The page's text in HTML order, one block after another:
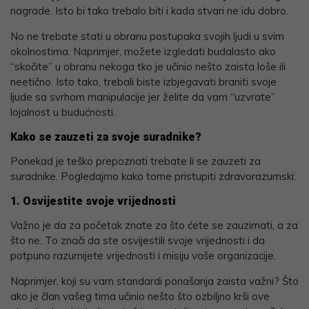
nagrade. Isto bi tako trebalo biti i kada stvari ne idu dobro.
No ne trebate stati u obranu postupaka svojih ljudi u svim
okolnostima. Naprimjer, možete izgledati budalasto ako
“skočite” u obranu nekoga tko je učinio nešto zaista loše ili
neetično. Isto tako, trebali biste izbjegavati braniti svoje
ljude sa svrhom manipulacije jer želite da vam “uzvrate”
lojalnost u budućnosti.
Kako se zauzeti za svoje suradnike?
Ponekad je teško prepoznati trebate li se zauzeti za
suradnike. Pogledajmo kako tome pristupiti zdravorazumski:
1. Osvijestite svoje vrijednosti
Važno je da za početak znate za što ćete se zauzimati, a za
što ne. To znači da ste osvijestili svoje vrijednosti i da
potpuno razumijete vrijednosti i misiju vaše organizacije.
Naprimjer, koji su vam standardi ponašanja zaista važni? Što
ako je član vašeg tima učinio nešto što ozbiljno krši ove